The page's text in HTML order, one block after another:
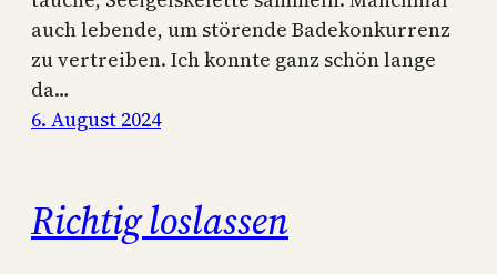
auch lebende, um störende Badekonkurrenz
zu vertreiben. Ich konnte ganz schön lange
da…
6. August 2024
Richtig loslassen